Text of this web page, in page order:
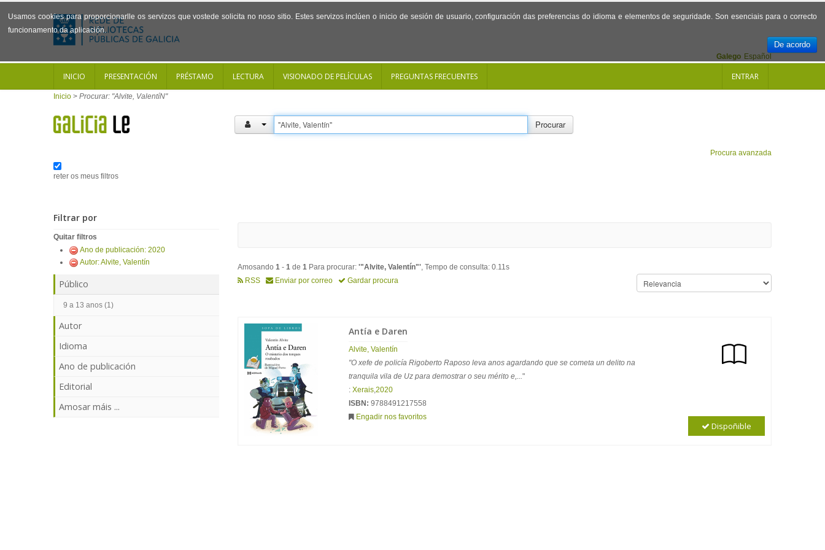
Usamos cookies para proporcionarlle os servizos que vostede solicita no noso sitio. Estes servizos inclúen o inicio de sesión de usuario, configuración das preferencias do idioma e elementos de seguridade. Son esenciais para o correcto
funcionamento da aplicación.
De acordo
Español
Galego
INICIO PRESENTACIÓN PRÉSTAMO LECTURA VISIONADO DE PELÍCULAS PREGUNTAS FRECUENTES ENTRAR
Inicio > Procurar: "Alvite, ValentíN"
Procurar
Procura avanzada
reter os meus filtros
Filtrar por
Quitar filtros
Ano de publicación: 2020
Autor: Alvite, Valentín
Público
9 a 13 anos (1)
Autor
Idioma
Ano de publicación
Editorial
Amosar máis ...
Amosando 1 - 1 de 1 Para procurar: '"Alvite, Valentín"', Tempo de consulta: 0.11s
RSS
Enviar por correo Gardar procura
Antía e Daren
Alvite, Valentín
"O xefe de policía Rigoberto Raposo leva anos agardando que se cometa un delito na
tranquila vila de Uz para demostrar o seu mérito e,..."
: Xerais,2020
ISBN: 9788491217558
Engadir nos favoritos
Dispoñible